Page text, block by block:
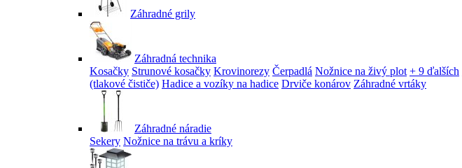
Záhradné grily
Záhradná technika
Kosačky Strunové kosačky Krovinorezy Čerpadlá Nožnice na živý plot + 9 ďalších
(tlakové čističe) Hadice a vozíky na hadice Drviče konárov Záhradné vrtáky
Záhradné náradie
Sekery Nožnice na trávu a kríky